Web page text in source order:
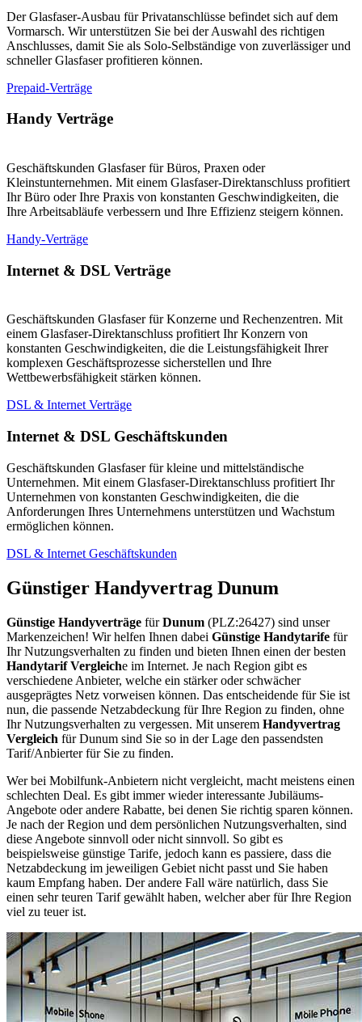
Der Glasfaser-Ausbau für Privatanschlüsse befindet sich auf dem
Vormarsch. Wir unterstützen Sie bei der Auswahl des richtigen
Anschlusses, damit Sie als Solo-Selbständige von zuverlässiger und
schneller Glasfaser profitieren können.
Prepaid-Verträge
Handy Verträge
Geschäftskunden Glasfaser für Büros, Praxen oder
Kleinstunternehmen. Mit einem Glasfaser-Direktanschluss profitiert
Ihr Büro oder Ihre Praxis von konstanten Geschwindigkeiten, die
Ihre Arbeitsabläufe verbessern und Ihre Effizienz steigern können.
Handy-Verträge
Internet & DSL Verträge
Geschäftskunden Glasfaser für Konzerne und Rechenzentren. Mit
einem Glasfaser-Direktanschluss profitiert Ihr Konzern von
konstanten Geschwindigkeiten, die die Leistungsfähigkeit Ihrer
komplexen Geschäftsprozesse sicherstellen und Ihre
Wettbewerbsfähigkeit stärken können.
DSL & Internet Verträge
Internet & DSL Geschäftskunden
Geschäftskunden Glasfaser für kleine und mittelständische
Unternehmen. Mit einem Glasfaser-Direktanschluss profitiert Ihr
Unternehmen von konstanten Geschwindigkeiten, die die
Anforderungen Ihres Unternehmens unterstützen und Wachstum
ermöglichen können.
DSL & Internet Geschäftskunden
Günstiger Handyvertrag Dunum
Günstige Handyverträge fürDunum (PLZ:26427) sind unser
Markenzeichen! Wir helfen Ihnen dabei Günstige Handytarife für
Ihr Nutzungsverhalten zu finden und bieten Ihnen einen der besten
Handytarif Vergleiche im Internet. Je nach Region gibt es
verschiedene Anbieter, welche ein stärker oder schwächer
ausgeprägtes Netz vorweisen können. Das entscheidende für Sie ist
nun, die passende Netzabdeckung für Ihre Region zu finden, ohne
Ihr Nutzungsverhalten zu vergessen. Mit unserem Handyvertrag
Vergleich für Dunum sind Sie so in der Lage den passendsten
Tarif/Anbierter für Sie zu finden.
Wer bei Mobilfunk-Anbietern nicht vergleicht, macht meistens einen
schlechten Deal. Es gibt immer wieder interessante Jubiläums-
Angebote oder andere Rabatte, bei denen Sie richtig sparen können.
Je nach der Region und dem persönlichen Nutzungsverhalten, sind
diese Angebote sinnvoll oder nicht sinnvoll. So gibt es
beispielsweise günstige Tarife, jedoch kann es passiere, dass die
Netzabdeckung im jeweiligen Gebiet nicht passt und Sie haben
kaum Empfang haben. Der andere Fall wäre natürlich, dass Sie
einen sehr teuren Tarif gewählt haben, welcher aber für Ihre Region
viel zu teuer ist.